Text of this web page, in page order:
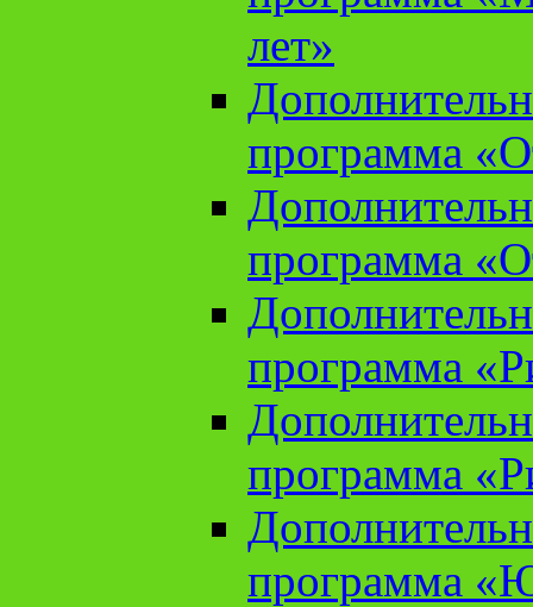
лет»
программа
программа
программа
программа
программа